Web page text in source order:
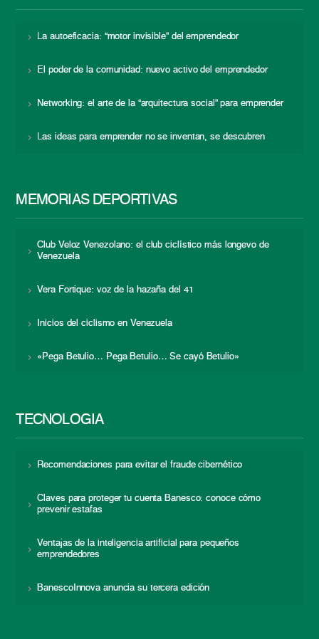
La autoeficacia: “motor invisible” del emprendedor
El poder de la comunidad: nuevo activo del emprendedor
Networking: el arte de la “arquitectura social” para emprender
Las ideas para emprender no se inventan, se descubren
MEMORIAS DEPORTIVAS
Club Veloz Venezolano: el club ciclístico más longevo de
Venezuela
Vera Fortique: voz de la hazaña del 41
Inicios del ciclismo en Venezuela
«Pega Betulio… Pega Betulio… Se cayó Betulio»
TECNOLOGÍA
Recomendaciones para evitar el fraude cibernético
Claves para proteger tu cuenta Banesco: conoce cómo
prevenir estafas
Ventajas de la inteligencia artificial para pequeños
emprendedores
BanescoInnova anuncia su tercera edición